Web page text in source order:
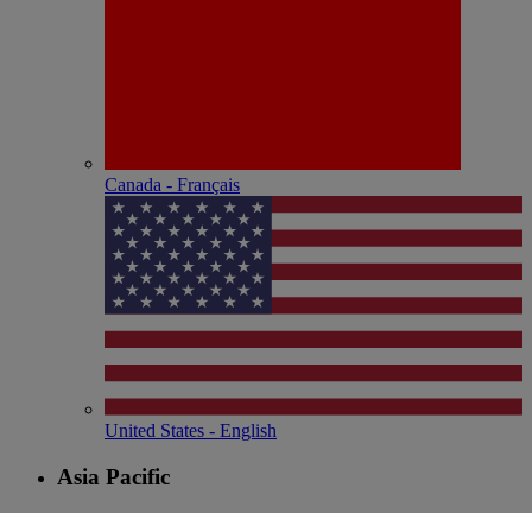
Canada - Français
United States - English
Asia Pacific